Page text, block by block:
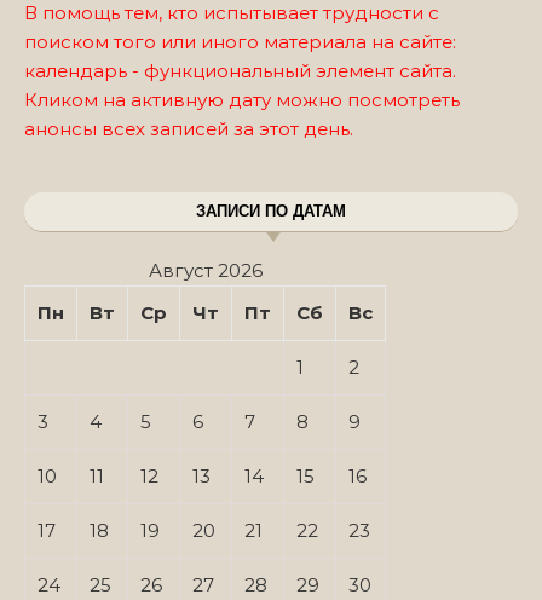
В помощь тем, кто испытывает трудности с
поиском того или иного материала на сайте:
календарь - функциональный элемент сайта.
Кликом на активную дату можно посмотреть
анонсы всех записей за этот день.
ЗАПИСИ ПО ДАТАМ
Август 2026
Пн
Вт Ср Чт Пт Сб Вс
1 2
3 4 5 6 7 8 9
10 11 12 13 14 15 16
17 18 19 20 21 22 23
24 25 26 27 28 29 30